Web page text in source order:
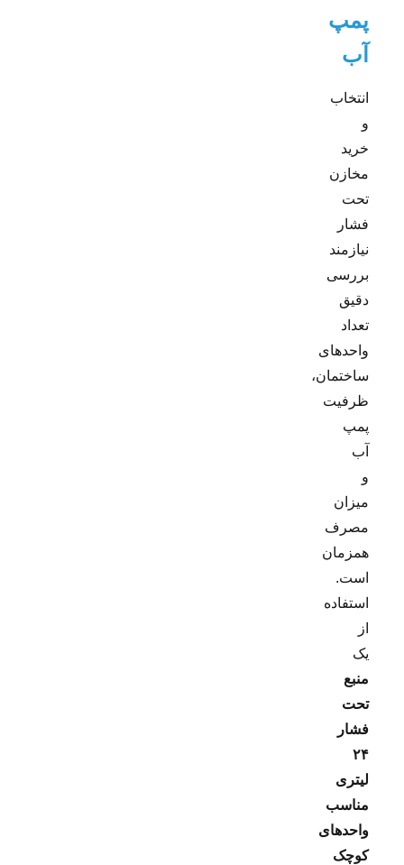
پمپ
آب
انتخاب
و
خرید
مخازن
تحت
فشار
نیازمند
بررسی
دقیق
تعداد
واحدهای
ساختمان،
ظرفیت
پمپ
آب
و
میزان
مصرف
همزمان
است.
استفاده
از
یک
منبع
تحت
فشار
۲۴
لیتری
مناسب
واحدهای
کوچک